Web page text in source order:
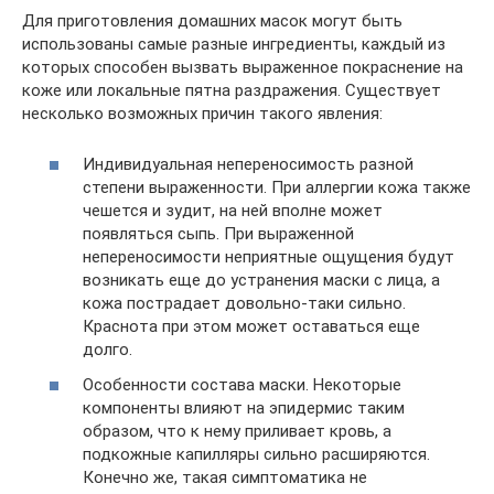
Для приготовления домашних масок могут быть
использованы самые разные ингредиенты, каждый из
которых способен вызвать выраженное покраснение на
коже или локальные пятна раздражения. Существует
несколько возможных причин такого явления:
Индивидуальная непереносимость разной
степени выраженности. При аллергии кожа также
чешется и зудит, на ней вполне может
появляться сыпь. При выраженной
непереносимости неприятные ощущения будут
возникать еще до устранения маски с лица, а
кожа пострадает довольно-таки сильно.
Краснота при этом может оставаться еще
долго.
Особенности состава маски. Некоторые
компоненты влияют на эпидермис таким
образом, что к нему приливает кровь, а
подкожные капилляры сильно расширяются.
Конечно же, такая симптоматика не